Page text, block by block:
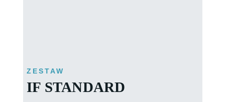
ZESTAW
IF STANDARD